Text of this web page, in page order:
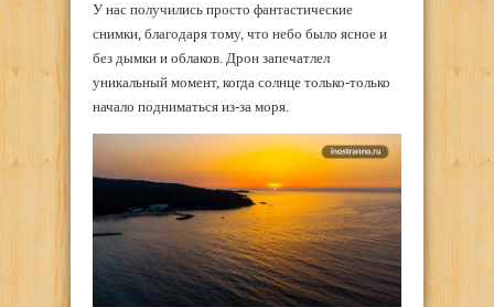
У нас получились просто фантастические
снимки, благодаря тому, что небо было ясное и
без дымки и облаков. Дрон запечатлел
уникальный момент, когда солнце только-только
начало подниматься из-за моря.